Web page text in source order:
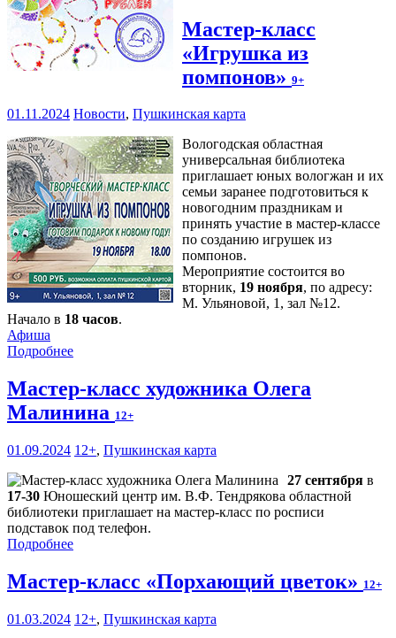
Мастер-класс
«Игрушка из
помпонов» 9+
01.11.2024 Новости, Пушкинская карта
Вологодская областная
универсальная библиотека
приглашает юных вологжан и их
семьи заранее подготовиться к
новогодним праздникам и
принять участие в мастер-классе
по созданию игрушек из
помпонов.
Мероприятие состоится во
вторник, 19 ноября, по адресу:
М. Ульяновой, 1, зал №12.
Начало в 18 часов.
Афиша
Подробнее
Мастер-класс художника Олега
Малинина 12+
01.09.2024 12+, Пушкинская карта
27 сентября в
17-30 Юношеский центр им. В.Ф. Тендрякова областной
библиотеки приглашает на мастер-класс по росписи
подставок под телефон.
Подробнее
Мастер-класс «Порхающий цветок» 12+
01.03.2024 12+, Пушкинская карта